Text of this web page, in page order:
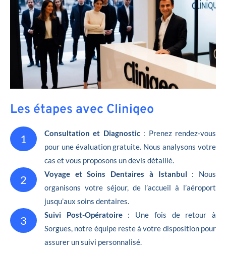
Les étapes avec Cliniqeo
1 Consultation et Diagnostic: Prenez rendez-vous
pour une évaluation gratuite. Nous analysons votre
cas et vous proposons un devis détaillé.
2 Voyage et Soins Dentaires à Istanbul : Nous
organisons votre séjour, de l’accueil à l’aéroport
jusqu’aux soins dentaires.
3 Suivi Post-Opératoire : Une fois de retour à
Sorgues, notre équipe reste à votre disposition pour
assurer un suivi personnalisé.